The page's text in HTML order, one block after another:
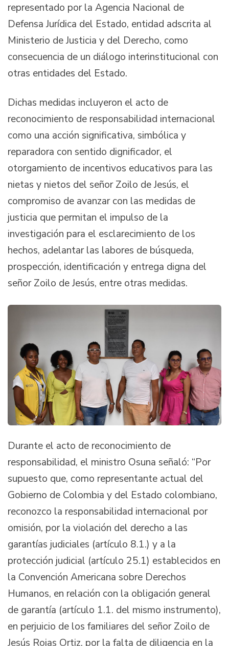
representado por la Agencia Nacional de
Defensa Jurídica del Estado, entidad adscrita al
Ministerio de Justicia y del Derecho, como
consecuencia de un diálogo interinstitucional con
otras entidades del Estado.
Dichas medidas incluyeron el acto de
reconocimiento de responsabilidad internacional
como una acción significativa, simbólica y
reparadora con sentido dignificador, el
otorgamiento de incentivos educativos para las
nietas y nietos del señor Zoilo de Jesús, el
compromiso de avanzar con las medidas de
justicia que permitan el impulso de la
investigación para el esclarecimiento de los
hechos, adelantar las labores de búsqueda,
prospección, identificación y entrega digna del
señor Zoilo de Jesús, entre otras medidas.
Durante el acto de reconocimiento de
responsabilidad, el ministro Osuna señaló: “Por
supuesto que, como representante actual del
Gobierno de Colombia y del Estado colombiano,
reconozco la responsabilidad internacional por
omisión, por la violación del derecho a las
garantías judiciales (artículo 8.1.) y a la
protección judicial (artículo 25.1) establecidos en
la Convención Americana sobre Derechos
Humanos, en relación con la obligación general
de garantía (artículo 1.1. del mismo instrumento),
en perjuicio de los familiares del señor Zoilo de
Jesús Rojas Ortiz, por la falta de diligencia en la